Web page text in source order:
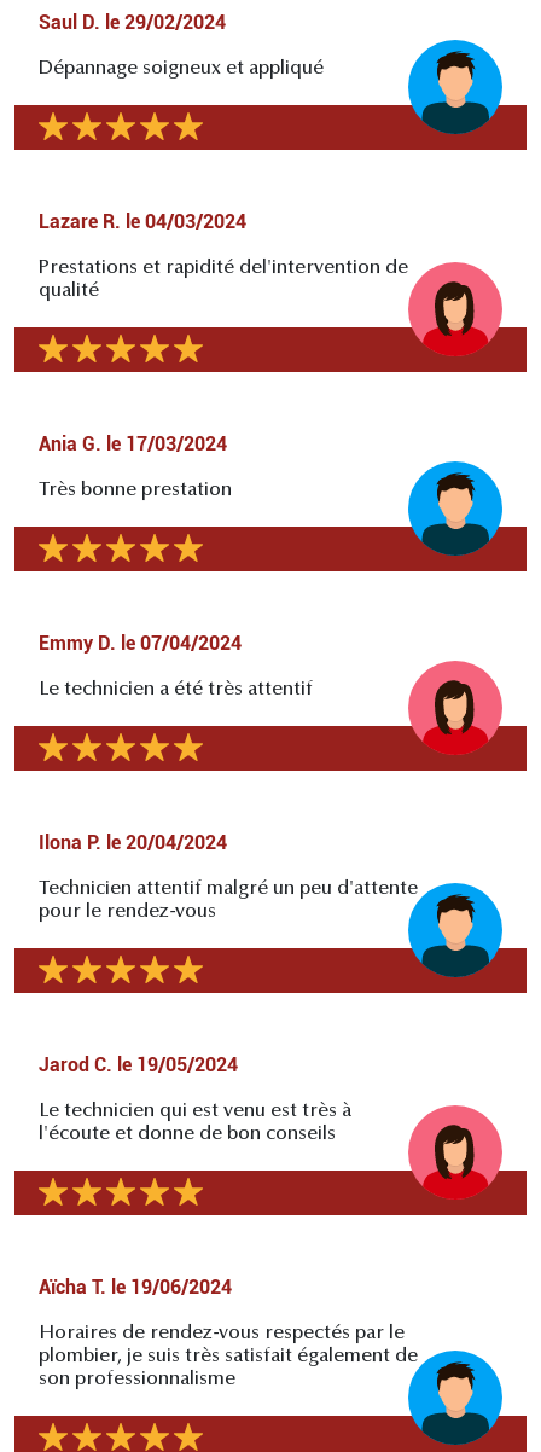
Saul D. le 29/02/2024
Dépannage soigneux et appliqué
Lazare R. le 04/03/2024
Prestations et rapidité del'intervention de
qualité
Ania G. le 17/03/2024
Très bonne prestation
Emmy D. le 07/04/2024
Le technicien a été très attentif
Ilona P. le 20/04/2024
Technicien attentif malgré un peu d'attente
pour le rendez-vous
Jarod C. le 19/05/2024
Le technicien qui est venu est très à
l'écoute et donne de bon conseils
Aïcha T. le 19/06/2024
Horaires de rendez-vous respectés par le
plombier, je suis très satisfait également de
son professionnalisme